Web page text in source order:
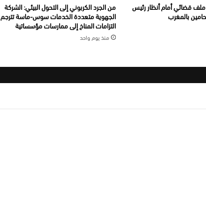
قضائي أمام أنظار رئيس
بالمغرب
من الجرد الكربوني إلى التحول البيئي: الشركة
الجهوية متعددة الخدمات سوس-ماسة تترجم
التزامات المناخ إلى ممارسات مؤسساتية
منذ يوم واحد